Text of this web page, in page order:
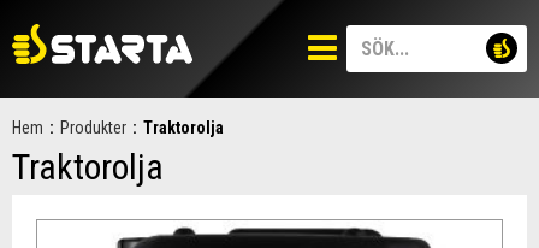
Hem : Produkter : Traktorolja
Traktorolja